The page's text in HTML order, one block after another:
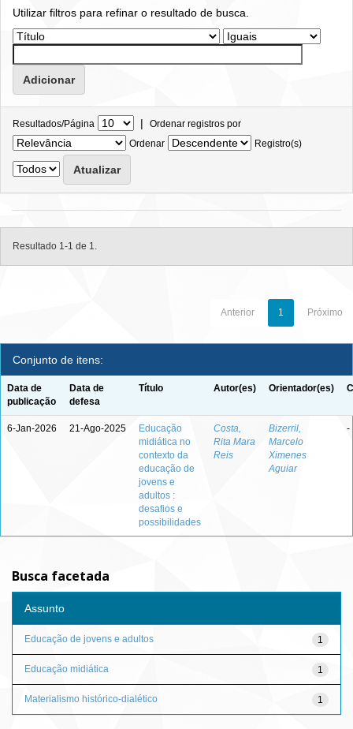
Utilizar filtros para refinar o resultado de busca.
Resultados/Página | Ordenar registros por
Ordenar
Registro(s)
Resultado 1-1 de 1.
Anterior 1 Próximo
Conjunto de itens:
Data de
publicação
Data de
defesa
Título Autor(es) Orientador(es)
6-Jan-2026 21-Ago-2025
Educação
midiática no
contexto da
educação de
jovens e
adultos :
desafios e
possibilidades
Costa,
Rita Mara
Reis
Bizerril,
Marcelo
Ximenes
Aguiar
-
Busca facetada
Assunto
1
Educação de jovens e adultos
1
Educação midiática
1
Materialismo histórico-dialético